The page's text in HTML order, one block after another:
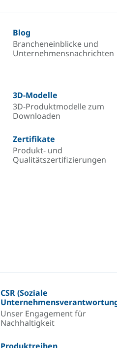
Blog
Brancheneinblicke und
Unternehmensnachrichten
3D-Modelle
3D-Produktmodelle zum
Downloaden
Zertifikate
Produkt- und
Qualitätszertifizierungen
CSR (Soziale
Unser Engagement für
Nachhaltigkeit